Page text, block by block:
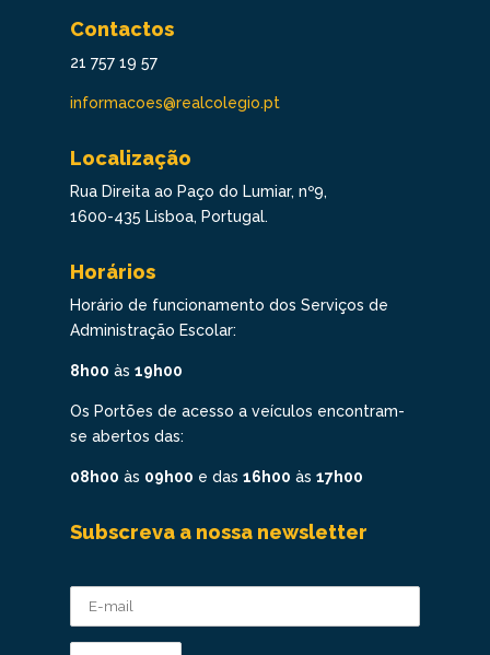
Contactos
21 757 19 57
informacoes@realcolegio.pt
Localização
Rua Direita ao Paço do Lumiar, nº9,
1600-435 Lisboa, Portugal.
Horários
Horário de funcionamento dos Serviços de
Administração Escolar:
8h00 às 19h00
Os Portões de acesso a veículos encontram-
se abertos das:
08h00 às 09h00 e das 16h00 às 17h00
Subscreva a nossa newsletter